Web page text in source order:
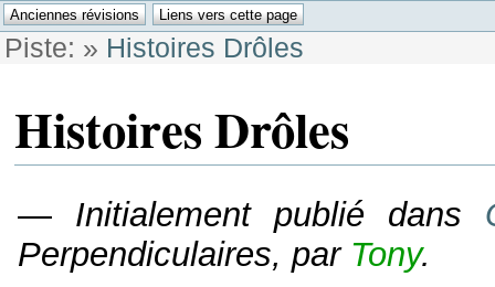
Piste: » Histoires Drôles
Histoires Drôles
— Initialement publié dans
Perpendiculaires, par Tony.